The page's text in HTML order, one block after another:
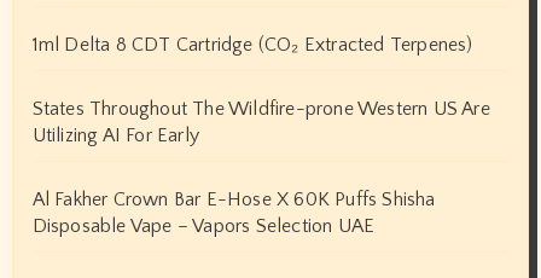
1ml Delta 8 CDT Cartridge (CO₂ Extracted Terpenes)
States Throughout The Wildfire-prone Western US Are
Utilizing AI For Early
Al Fakher Crown Bar E-Hose X 60K Puffs Shisha
Disposable Vape – Vapors Selection UAE